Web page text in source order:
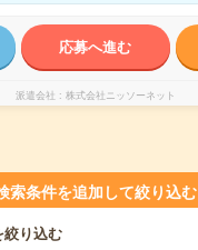
応募へ進む
派遣会社 株式会社ニッソーネット
索条件を追加して絞り込む
り込む